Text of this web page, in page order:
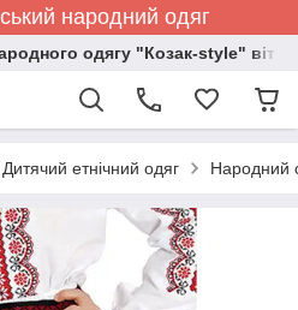
народний одяг
одягу "Козак-style"
Дитячий етнічний одяг Народний